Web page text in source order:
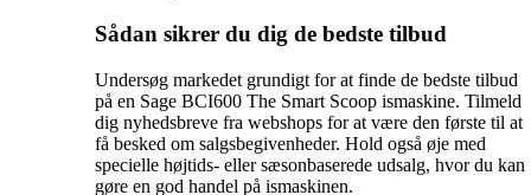
Sådan sikrer du dig de bedste tilbud
Undersøg markedet grundigt for at finde de bedste tilbud
på en Sage BCI600 The Smart Scoop ismaskine. Tilmeld
dig nyhedsbreve fra webshops for at være den første til at
få besked om salgsbegivenheder. Hold også øje med
specielle højtids- eller sæsonbaserede udsalg, hvor du kan
gøre en god handel på ismaskinen.